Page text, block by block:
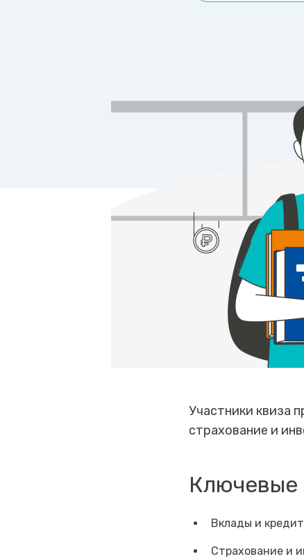
Участники квиза
страхование и
Ключевые
Вклады и
Страхование и